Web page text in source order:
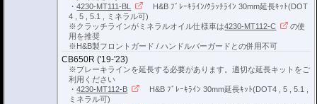
・4230-MT111-BL
H&B ﾌﾞﾚｰｷﾗｲﾝ/ｸﾗｯﾁﾗｲﾝ 30mm延長ｷｯﾄ(DOT
4 , 5 , 5.1 , ミネラル可)
※クラッチラインがミネラルオイル仕様車は4230-MT112-C
の使
用を推奨
※H&B製フロントガード / ハンドルバーガードとの併用不可
CB650R ('19-'23)
※ブレーキラインを延長する必要があります。適切な延長キットをご
利用ください
・4230-MT112-B
H&B ﾌﾞﾚｰｷﾗｲﾝ 30mm延長ｷｯﾄ(DOT4 , 5 , 5.1 ,
ミネラル可)